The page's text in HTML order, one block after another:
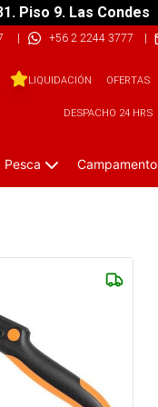
Piso 9. Las Condes
| +56 2 2244 3777 |
LIQUIDACIÓN OFERTAS
DESPACHO 24 HRS
Pesca Campamento